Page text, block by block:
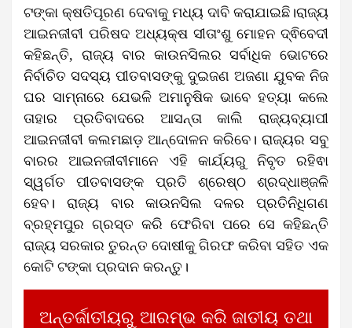
ଟଙ୍କା କ୍ଷତିପୂରଣ ଦେବାକୁ ମଧ୍ୟ ଦାବି କରାଯାଇଛି।ରାଜ୍ୟ
ଆଇନଜୀବୀ ପରିଷଦ ଅଧ୍ୟକ୍ଷ ସୀତାଂଶୁ ମୋହନ ଦ୍ଵିବେଦୀ
କହିଛନ୍ତି, ରାଜ୍ୟ ବାର କାଉନସିଲର ସର୍ବାଧିକ ଭୋଟରେ
ନିର୍ବାଚିତ ସଦସ୍ୟ ପୀତବାସଙ୍କୁ ଦୁଇଜଣ ଅଜଣା ଯୁବକ ନିଜ
ଘର ସାମ୍ନାରେ ଯେଭଳି ଅମାନୁଷିକ ଭାବେ ହତ୍ୟା କଲେ
ତାହାର ପ୍ରତିବାଦରେ ଆସନ୍ତା କାଲି ରାଜ୍ୟବ୍ୟାପୀ
ଆଇନଜୀବୀ କଲମଛାଡ଼ ଆନ୍ଦୋଳନ କରିବେ। ରାଜ୍ୟର ସବୁ
ବାରର ଆଇନଜୀବୀମାନେ ଏହି କାର୍ଯ୍ୟରୁ ନିବୃତ ରହିଵା
ସ୍ୱର୍ଗତ ପୀତବାସଙ୍କ ପ୍ରତି ଶ୍ରେଷ୍ଠ ଶ୍ରଦ୍ଧାଞ୍ଜଳି
ହେବ। ରାଜ୍ୟ ବାର କାଉନସିଲ ଦଳର ପ୍ରତିନିଧିଗଣ
ବ୍ରହ୍ମପୁର ଗ୍ରସ୍ତ କରି ଫେରିବା ପରେ ସେ କହିଛନ୍ତି
ରାଜ୍ୟ ସରକାର ତୁରନ୍ତ ଦୋଷୀକୁ ଗିରଫ କରିବା ସହିତ ଏକ
କୋଟି ଟଙ୍କା ପ୍ରଦାନ କରନ୍ତୁ।
ଅନ୍ତର୍ଜାତୀୟରୁ ଆରମ୍ଭ କରି ଜାତୀୟ ତଥା